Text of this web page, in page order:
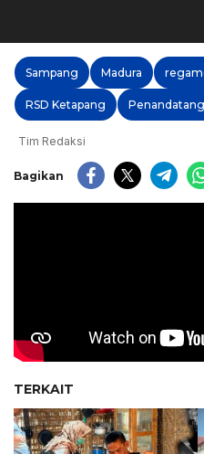
Sampang Madura
RSD Ketapang
Tim Redaksi
Bagikan
TERKAIT